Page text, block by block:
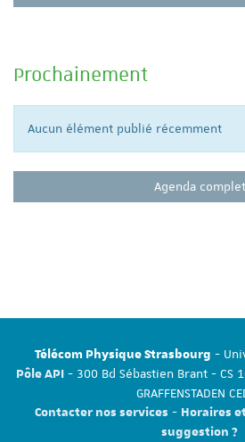
Prochainement
Aucun élément publié récemment
Agenda complet
Télécom Physique Strasbourg -
Pôle API - 300 Bd Sébastien Brant - CS
GRAFFENSTADEN
Contacter nos services - Horaires
suggestion ?